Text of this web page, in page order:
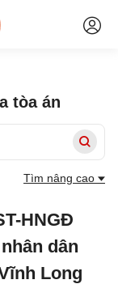
tòa án
Tìm nâng cao
HNGĐ
dân
Long